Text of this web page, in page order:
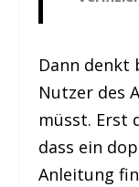
Dann denkt
Nutzer des
müsst. Erst
dass ein
Anleitung